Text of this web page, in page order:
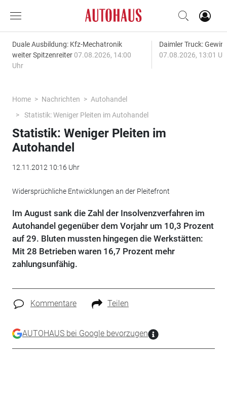
Duale Ausbildung: Kfz-Mechatronik
weiter Spitzenreiter 07.08.2026, 14:00
Uhr
Daimler Truck:
07.08.2026, 13:01
Home Nachrichten
Autohandel
Statistik: Weniger Pleiten im Autohandel
Statistik: Weniger Pleiten im
Autohandel
12.11.2012 10:16 Uhr
Widersprüchliche Entwicklungen an der Pleitefront
Im August sank die Zahl der Insolvenzverfahren im
Autohandel gegenüber dem Vorjahr um 10,3 Prozent
auf 29. Bluten mussten hingegen die Werkstätten:
Mit 28 Betrieben waren 16,7 Prozent mehr
zahlungsunfähig.
Kommentare Teilen
AUTOHAUS bei Google bevorzugen